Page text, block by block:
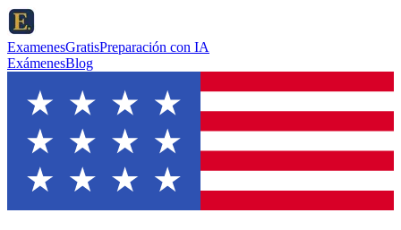
ExamenesGratisPreparación con IA
ExámenesBlog